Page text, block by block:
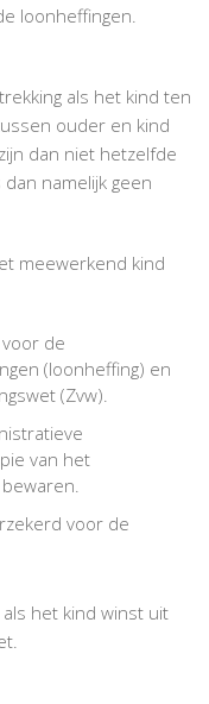
loonheffingen.
als het kind ten
ouder en kind
dan niet hetzelfde
namelijk geen
meewerkend kind
de
(loonheffing) en
(Zvw).
van het
voor de
het kind winst uit